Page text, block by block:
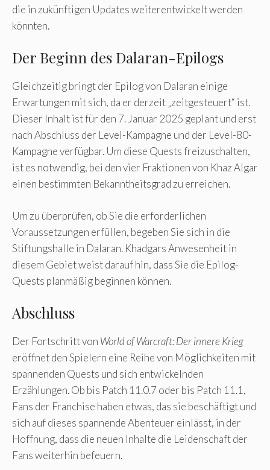
die in zukünftigen Updates weiterentwickelt werden
könnten.
Der Beginn des Dalaran-Epilogs
Gleichzeitig bringt der Epilog von Dalaran einige
Erwartungen mit sich, da er derzeit „zeitgesteuert“ ist.
Dieser Inhalt ist für den 7. Januar 2025 geplant und erst
nach Abschluss der Level-Kampagne und der Level-80-
Kampagne verfügbar. Um diese Quests freizuschalten,
ist es notwendig, bei den vier Fraktionen von Khaz Algar
einen bestimmten Bekanntheitsgrad zu erreichen.
Um zu überprüfen, ob Sie die erforderlichen
Voraussetzungen erfüllen, begeben Sie sich in die
Stiftungshalle in Dalaran. Khadgars Anwesenheit in
diesem Gebiet weist darauf hin, dass Sie die Epilog-
Quests planmäßig beginnen können.
Abschluss
Der Fortschritt von World of Warcraft: Der innere Krieg
eröffnet den Spielern eine Reihe von Möglichkeiten mit
spannenden Quests und sich entwickelnden
Erzählungen. Ob bis Patch 11.0.7 oder bis Patch 11.1,
Fans der Franchise haben etwas, das sie beschäftigt und
sich auf dieses spannende Abenteuer einlässt, in der
Hoffnung, dass die neuen Inhalte die Leidenschaft der
Fans weiterhin befeuern.